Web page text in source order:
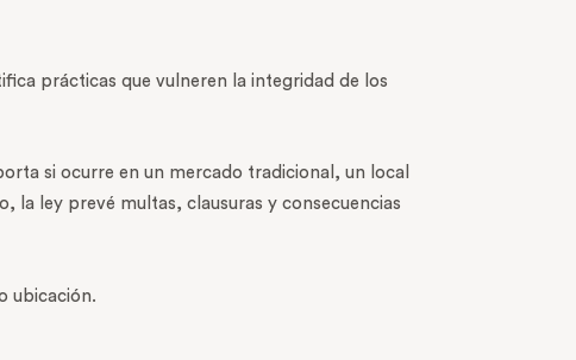
prácticas que vulneren la integridad de los
si ocurre en un mercado tradicional, un local
la ley prevé multas, clausuras y consecuencias
ubicación.